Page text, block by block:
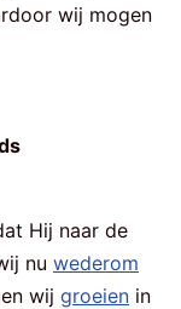
wij mogen
Hij naar de
nu wederom
wij groeien in